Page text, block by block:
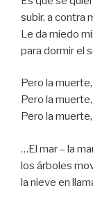
subir, a contra
Le da miedo
para dormir el
Pero la
Pero la
Pero la
…El mar – la
los árboles
la nieve en